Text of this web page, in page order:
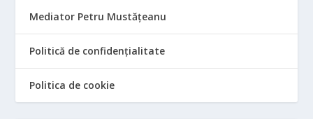
Mediator Petru Mustățeanu
Politică de confidențialitate
Politica de cookie